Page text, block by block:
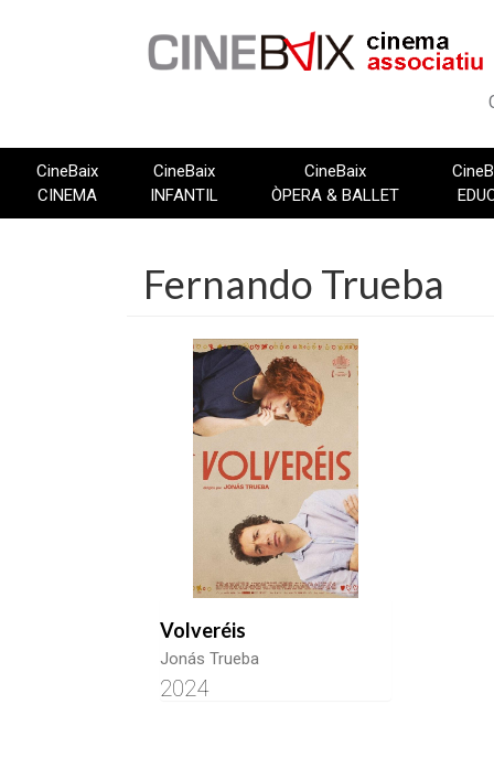
CineBaix
CINEMA
CineBaix
INFANTIL
CineBaix
ÒPERA & BALLET
Fernando Trueba
Volveréis
Jonás Trueba
2024